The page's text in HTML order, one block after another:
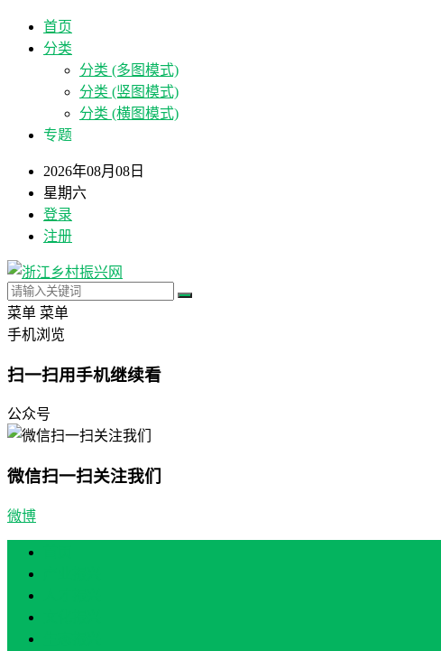
首页
分类
分类 (多图模式)
分类 (竖图模式)
分类 (横图模式)
专题
2026年08月08日
星期六
登录
注册
菜单 菜单
手机浏览
扫一扫用手机继续看
公众号
微信扫一扫关注我们
微博